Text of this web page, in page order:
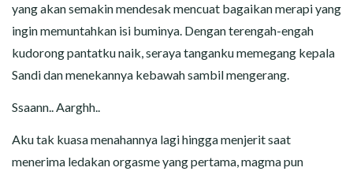
yang akan semakin mendesak mencuat bagaikan merapi yang
ingin memuntahkan isi buminya. Dengan terengah-engah
kudorong pantatku naik, seraya tanganku memegang kepala
Sandi dan menekannya kebawah sambil mengerang.
Ssaann.. Aarghh..
Aku tak kuasa menahannya lagi hingga menjerit saat
menerima ledakan orgasme yang pertama, magma pun